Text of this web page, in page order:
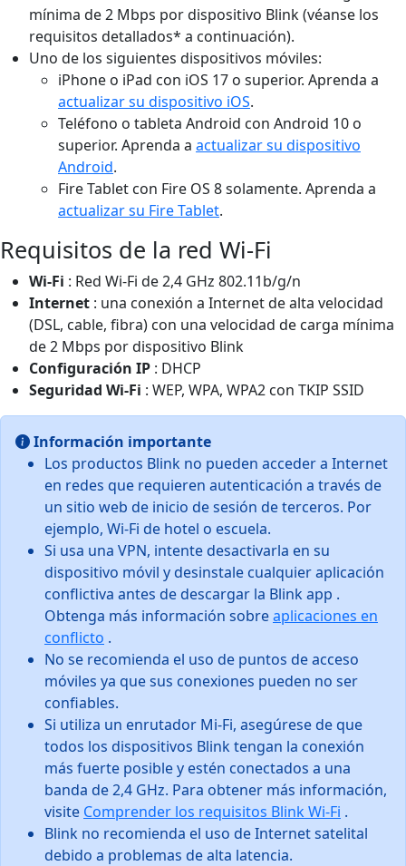
mínima de 2 Mbps por dispositivo Blink (véanse los
requisitos detallados* a continuación).
Uno de los siguientes dispositivos móviles:
iPhone o iPad con iOS 17 o superior. Aprenda a
actualizar su dispositivo iOS.
Teléfono o tableta Android con Android 10 o
superior. Aprenda a actualizar su dispositivo
Android.
Fire Tablet con Fire OS 8 solamente. Aprenda a
actualizar su Fire Tablet.
Requisitos de la red Wi-Fi
Wi-Fi : Red Wi-Fi de 2,4 GHz 802.11b/g/n
Internet : una conexión a Internet de alta velocidad
(DSL, cable, fibra) con una velocidad de carga mínima
de 2 Mbps por dispositivo Blink
Configuración IP : DHCP
Seguridad Wi-Fi : WEP, WPA, WPA2 con TKIP SSID
Información importante
Los productos Blink no pueden acceder a Internet
en redes que requieren autenticación a través de
un sitio web de inicio de sesión de terceros. Por
ejemplo, Wi-Fi de hotel o escuela.
Si usa una VPN, intente desactivarla en su
dispositivo móvil y desinstale cualquier aplicación
conflictiva antes de descargar la Blink app .
Obtenga más información sobreaplicaciones en
conflicto .
No se recomienda el uso de puntos de acceso
móviles ya que sus conexiones pueden no ser
confiables.
Si utiliza un enrutador Mi-Fi, asegúrese de que
todos los dispositivos Blink tengan la conexión
más fuerte posible y estén conectados a una
banda de 2,4 GHz. Para obtener más información,
visite Comprender los requisitos Blink Wi-Fi .
Blink no recomienda el uso de Internet satelital
debido a problemas de alta latencia.